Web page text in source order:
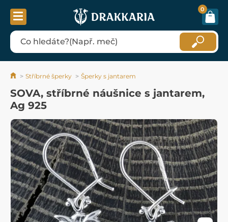
0
Stříbrné šperky Šperky s jantarem
SOVA, stříbrné náušnice s jantarem,
Ag 925